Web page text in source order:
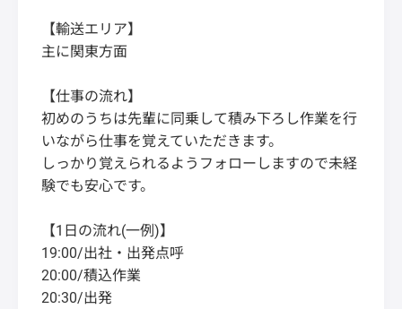
【輸送エリア】
主に関東方面
【仕事の流れ】
初めのうちは先輩に同乗して積み下ろし作業を行
いながら仕事を覚えていただきます。
しっかり覚えられるようフォローしますので未経
験でも安心です。
【1日の流れ(一例)】
19:00/出社・出発点呼
20:00/積込作業
20:30/出発